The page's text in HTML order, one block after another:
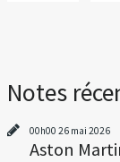
Notes
00h00 26 mai 2026
Aston